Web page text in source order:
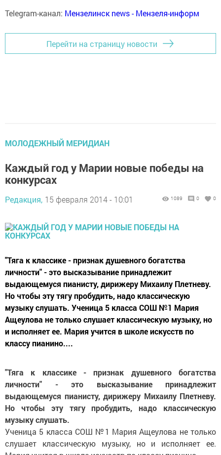
Telegram-канал: Мензелинск news - Мензеля-информ
Перейти на страницу новости
МОЛОДЕЖНЫЙ МЕРИДИАН
Каждый год у Марии новые победы на
конкурсах
Редакция, 15 февраля 2014 - 10:01 1089 0 0
"Тяга к классике - признак душевного богатства
личности" - это высказывание принадлежит
выдающемуся пианисту, дирижеру Михаилу Плетневу.
Но чтобы эту тягу пробудить, надо классическую
музыку слушать. Ученица 5 класса СОШ №1 Мария
Ащеулова не только слушает классическую музыку, но
и исполняет ее. Мария учится в школе искусств по
классу пианино....
"Тяга к классике - признак душевного богатства
личности" - это высказывание принадлежит
выдающемуся пианисту, дирижеру Михаилу Плетневу.
Но чтобы эту тягу пробудить, надо классическую
музыку слушать.
Ученица 5 класса СОШ №1 Мария Ащеулова не только
слушает классическую музыку, но и исполняет ее.